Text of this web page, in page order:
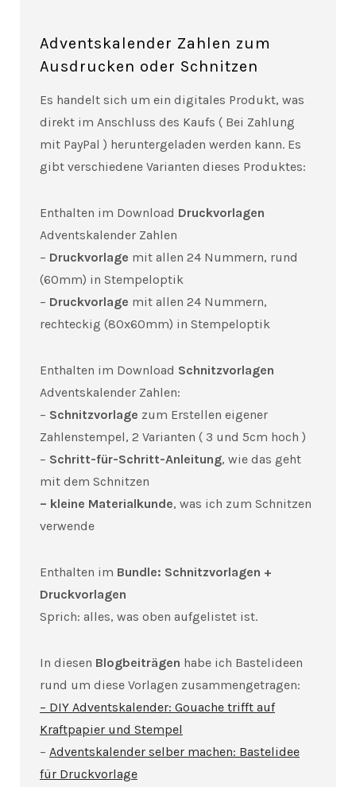
Adventskalender Zahlen zum
Ausdrucken oder Schnitzen
Es handelt sich um ein digitales Produkt, was
direkt im Anschluss des Kaufs ( Bei Zahlung
mit PayPal ) heruntergeladen werden kann. Es
gibt verschiedene Varianten dieses Produktes:
Enthalten im Download Druckvorlagen
Adventskalender Zahlen
– Druckvorlage mit allen 24 Nummern, rund
(60mm) in Stempeloptik
– Druckvorlage mit allen 24 Nummern,
rechteckig (80x60mm) in Stempeloptik
Enthalten im Download Schnitzvorlagen
Adventskalender Zahlen:
– Schnitzvorlage zum Erstellen eigener
Zahlenstempel, 2 Varianten ( 3 und 5cm hoch )
– Schritt-für-Schritt-Anleitung, wie das geht
mit dem Schnitzen
– kleine Materialkunde, was ich zum Schnitzen
verwende
Enthalten im Bundle: Schnitzvorlagen +
Druckvorlagen
Sprich: alles, was oben aufgelistet ist.
In diesen Blogbeiträgen habe ich Bastelideen
rund um diese Vorlagen zusammengetragen:
– DIY Adventskalender: Gouache trifft auf
Kraftpapier und Stempel
– Adventskalender selber machen: Bastelidee
für Druckvorlage